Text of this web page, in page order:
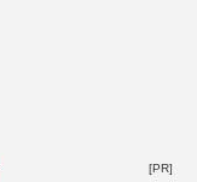
[PR]